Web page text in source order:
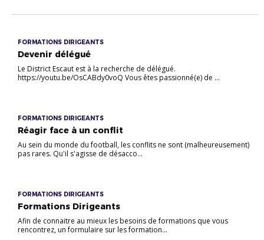
FORMATIONS DIRIGEANTS
Devenir délégué
Le District Escaut est à la recherche de délégué.
https://youtu.be/OsCABdy0voQ Vous êtes passionné(e) de ...
FORMATIONS DIRIGEANTS
Réagir face à un conflit
Au sein du monde du football, les conflits ne sont (malheureusement)
pas rares. Qu'il s'agisse de désacco...
FORMATIONS DIRIGEANTS
Formations Dirigeants
Afin de connaitre au mieux les besoins de formations que vous
rencontrez, un formulaire sur les formation...